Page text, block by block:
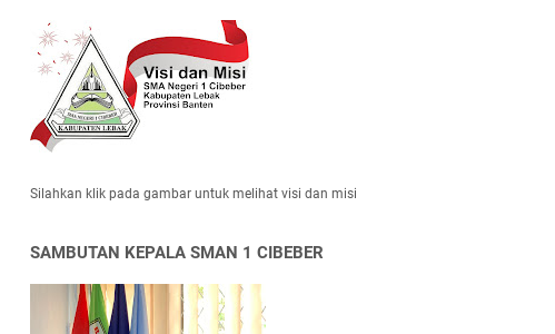
Silahkan klik pada gambar untuk melihat visi dan misi
SAMBUTAN KEPALA SMAN 1 CIBEBER